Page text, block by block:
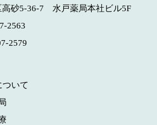
高砂5-36-7水戸薬局本社ビル5F
2563
2579
いて